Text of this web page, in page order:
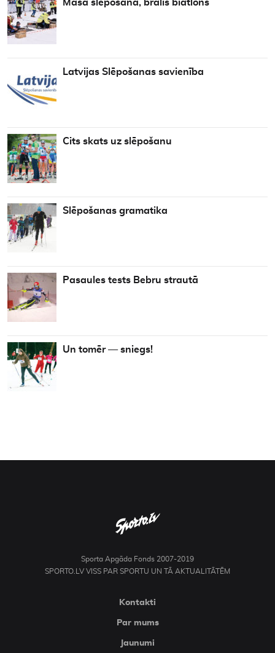
Māsa slēpošana, brālis biatlons
Latvijas Slēpošanas savienība
Cits skats uz slēpošanu
Slēpošanas gramatika
Pasaules tests Bebru strautā
Un tomēr — sniegs!
Sporta Apgāda Fonds 2007-2019
SPORTO.LV VISS PAR SPORTU UN TĀ AKTUALITĀTĒM
Kontakti
Par mums
Jaunumi